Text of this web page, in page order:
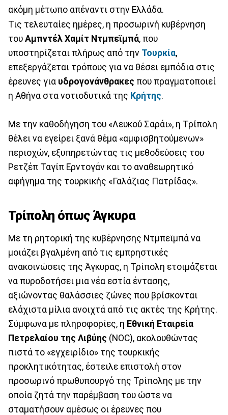
ακόμη μέτωπο απέναντι στην Ελλάδα.
Τις τελευταίες ημέρες, η προσωρινή κυβέρνηση
του Αμπντέλ Χαμίτ Ντμπεϊμπά, που
υποστηρίζεται πλήρως από την Τουρκία,
επεξεργάζεται τρόπους για να θέσει εμπόδια στις
έρευνες για υδρογονάνθρακες που πραγματοποιεί
η Αθήνα στα νοτιοδυτικά της Κρήτης.
Με την καθοδήγηση του «Λευκού Σαράι», η Τρίπολη
θέλει να εγείρει ξανά θέμα «αμφισβητούμενων»
περιοχών, εξυπηρετώντας τις μεθοδεύσεις του
Ρετζέπ Ταγίπ Ερντογάν και το αναθεωρητικό
αφήγημα της τουρκικής «Γαλάζιας Πατρίδας».
Τρίπολη όπως Άγκυρα
Με τη ρητορική της κυβέρνησης Ντμπεϊμπά να
μοιάζει βγαλμένη από τις εμπρηστικές
ανακοινώσεις της Άγκυρας, η Τρίπολη ετοιμάζεται
να πυροδοτήσει μια νέα εστία έντασης,
αξιώνοντας θαλάσσιες ζώνες που βρίσκονται
ελάχιστα μίλια ανοιχτά από τις ακτές της Κρήτης.
Σύμφωνα με πληροφορίες, η Εθνική Εταιρεία
Πετρελαίου της Λιβύης (NOC), ακολουθώντας
πιστά το «εγχειρίδιο» της τουρκικής
προκλητικότητας, έστειλε επιστολή στον
προσωρινό πρωθυπουργό της Τρίπολης με την
οποία ζητά την παρέμβαση του ώστε να
σταματήσουν αμέσως οι έρευνες που